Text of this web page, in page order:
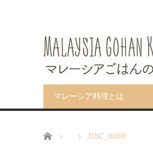
マレーシア料理とは
ホーム DSC_0080